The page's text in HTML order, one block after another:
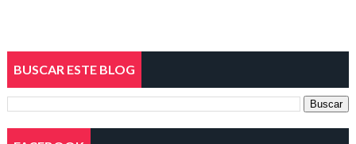
BUSCAR ESTE BLOG